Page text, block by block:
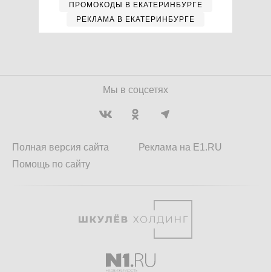
ПРОМОКОДЫ В ЕКАТЕРИНБУРГЕ
РЕКЛАМА В ЕКАТЕРИНБУРГЕ
Мы в соцсетях
Полная версия сайта
Помощь по сайту
Реклама на E1.RU